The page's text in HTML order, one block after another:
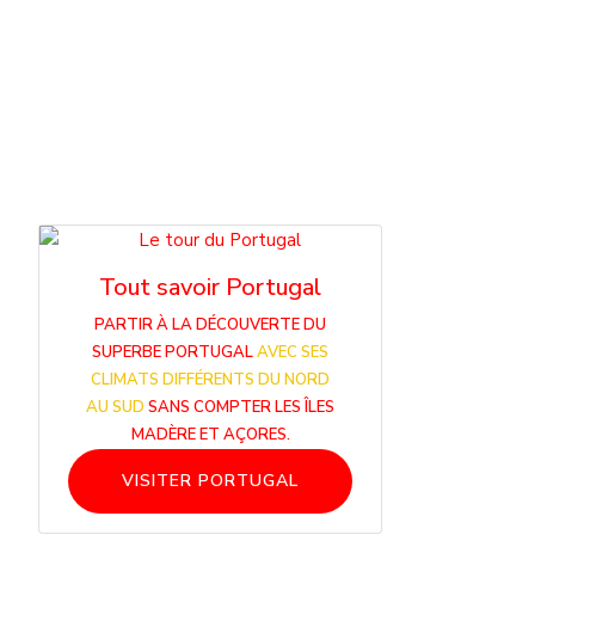
Tout savoir Portugal
PARTIR À LA DÉCOUVERTE DU
SUPERBE PORTUGALAVEC SES
CLIMATS DIFFÉRENTS DU NORD
AU SUD SANS COMPTER LES ÎLES
MADÈRE ET AÇORES.
VISITER PORTUGAL